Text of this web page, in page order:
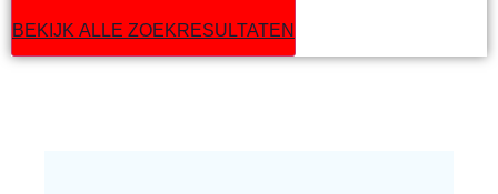
BEKIJK ALLE ZOEKRESULTATEN